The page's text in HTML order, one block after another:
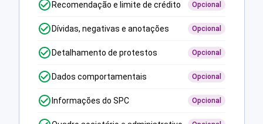
Recomendação e limite de crédito Opcional
Dívidas, negativas e anotações Opcional
Detalhamento de protestos Opcional
Dados comportamentais Opcional
Informações do SPC Opcional